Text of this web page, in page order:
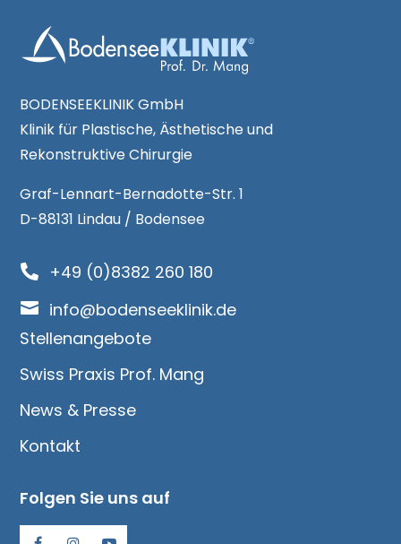
BODENSEEKLINIK GmbH
Klinik für Plastische, Ästhetische und
Rekonstruktive Chirurgie
Graf-Lennart-Bernadotte-Str. 1
D-88131 Lindau / Bodensee
 +49 (0)8382 260 180

info@bodenseeklinik.de
Stellenangebote
Swiss Praxis Prof. Mang
News & Presse
Kontakt
Folgen Sie uns auf